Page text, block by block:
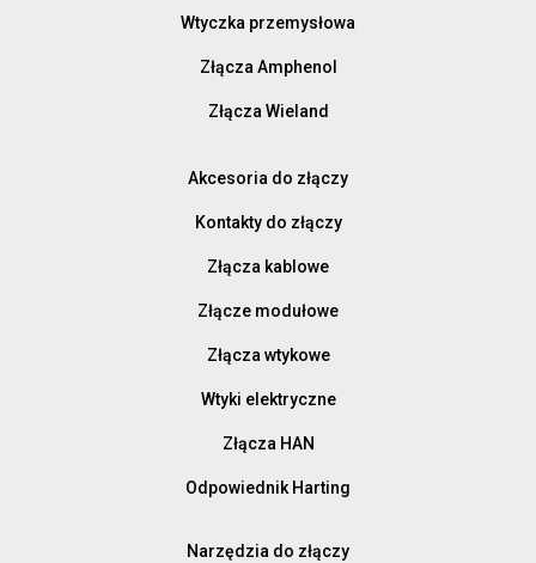
Wtyczka przemysłowa
Złącza Amphenol
Złącza Wieland
Akcesoria do złączy
Kontakty do złączy
Złącza kablowe
Złącze modułowe
Złącza wtykowe
Wtyki elektryczne
Złącza HAN
Odpowiednik Harting
Narzędzia do złączy